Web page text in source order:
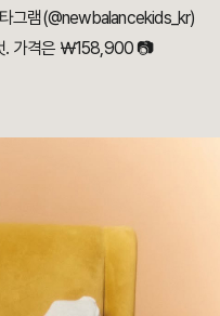
그램(@newbalancekids_kr)
. 가격은 ￦158,900 📷